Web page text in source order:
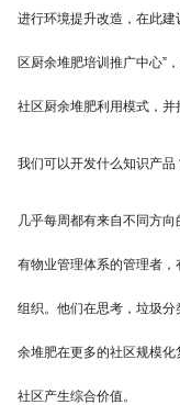
进行环境提升改造，在此建
区厨余堆肥培训推广中心”
社区厨余堆肥利用模式，并
我们可以开发什么知识产品
几乎每周都有来自不同方
有物业管理体系的管理者
组织。他们在思考，垃圾
余堆肥在更多的社区规模
社区产生综合价值。